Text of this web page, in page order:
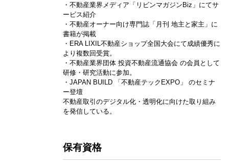
・不動産業界メディア「リビンマガジンBiz」にてサ
ービス紹介
・不動産オーナー向け専門誌「月刊 地主と家主」に
書籍が掲載
・ERA LIXIL不動産ショップ全国大会にて成績優秀に
より複数回受賞。
・不動産業界団体 投資不動産流通協会 の会員として
研修・研究活動に参加。
・JAPAN BUILD 「不動産テックEXPO」 のセミナ
ー登壇
不動産取引のデジタル化・透明化に向けた取り組み
を発信している。
保有資格